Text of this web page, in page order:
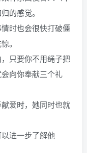
的感觉。
时也会很快打破僵
。
只要你不用绳子把
向你奉献三个礼
爱时，她同时也就
进一步了解他